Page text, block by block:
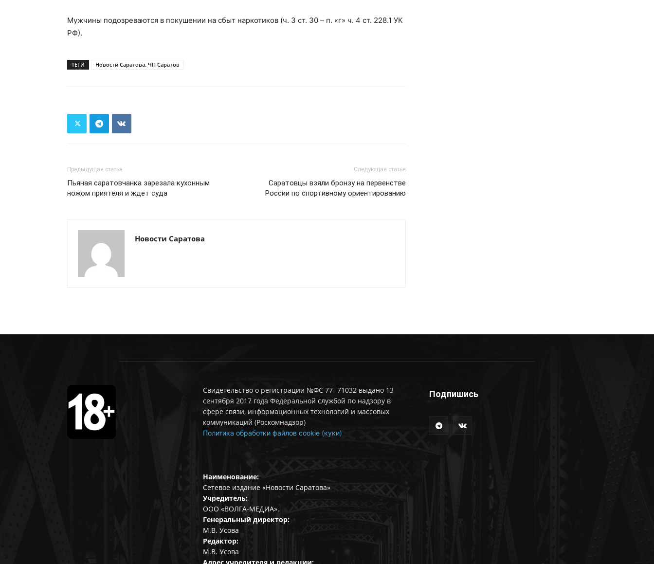
Мужчины подозреваются в покушении на сбыт наркотиков (ч. 3 ст. 30 – п. «г» ч. 4 ст. 228.1 УК
РФ).
ТЕГИ Новости Саратова. ЧП Саратов
Предыдущая статья
Пьяная саратовчанка зарезала кухонным
ножом приятеля и ждет суда
Следующая статья
Саратовцы взяли бронзу на первенстве
России по спортивному ориентированию
Новости Саратова
Свидетельство о регистрации №ФС 77- 71032 выдано 13
сентября 2017 года Федеральной службой по надзору в
сфере связи, информационных технологий и массовых
коммуникаций (Роскомнадзор)
Политика обработки файлов cookie (куки)
Наименование:
Сетевое издание «Новости Саратова»
Учредитель:
ООО «ВОЛГА-МЕДИА».
Генеральный директор:
М.В. Усова
Редактор:
М.В. Усова
Подпишись